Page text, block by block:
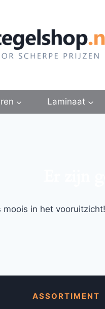
Laminaat
moois in het
ASSORTIMENT